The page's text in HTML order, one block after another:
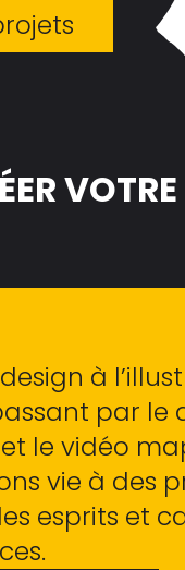
à
par le
le vidéo
vie à des
esprits et